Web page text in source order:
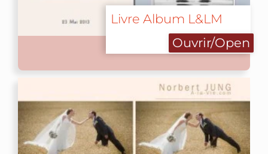
Livre Album L&LM
Ouvrir/Open